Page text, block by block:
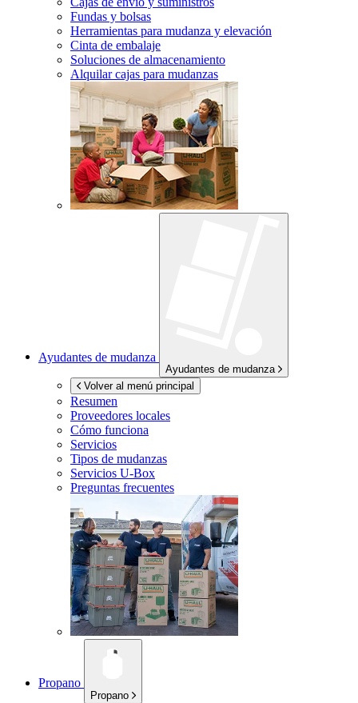
Fundas y bolsas
Herramientas para mudanza y elevación
Cinta de embalaje
Soluciones de almacenamiento
Alquilar cajas para mudanzas
Ayudantes de mudanza
Ayudantes de mudanza
Volver al menú principal
Resumen
Proveedores locales
Cómo funciona
Servicios
Tipos de mudanzas
Servicios U-Box
Preguntas frecuentes
Propano
Propano